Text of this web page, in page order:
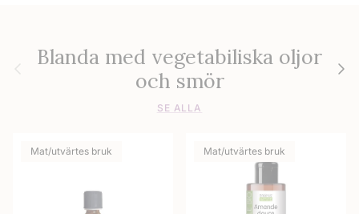
FöregåendeBlanda med vegetabiliska oljor
och smör
Nästa
SE ALLA
Mat/utvärtes bruk Mat/utvärtes bruk